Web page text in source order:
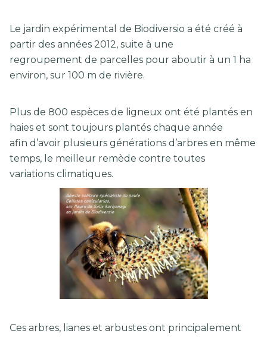
Le jardin expérimental de Biodiversio a été créé à
partir des années 2012, suite à une
regroupement de parcelles pour aboutir à un 1 ha
environ, sur 100 m de rivière.
Plus de 800 espèces de ligneux ont été plantés en
haies et sont toujours plantés chaque année
afin d’avoir plusieurs générations d’arbres en même
temps, le meilleur remède contre toutes
variations climatiques.
Ces arbres, lianes et arbustes ont principalement